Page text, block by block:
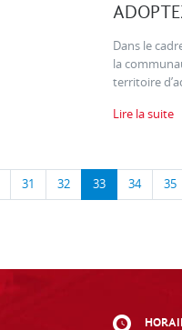
Dans le
la
territoire
Lire la suite
31 32 33 34 35